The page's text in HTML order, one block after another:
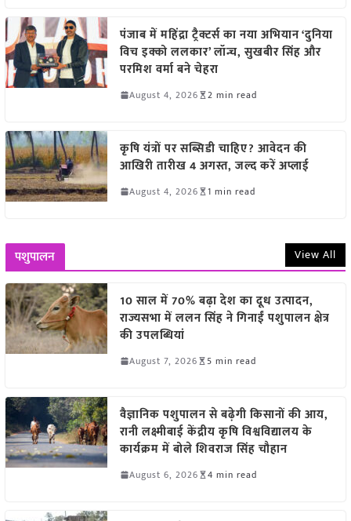
पंजाब में महिंद्रा ट्रैक्टर्स का नया अभियान ‘दुनिया
विच इक्को ललकार’ लॉन्च, सुखबीर सिंह और
परमिश वर्मा बने चेहरा
August 4, 2026 2 min read
कृषि यंत्रों पर सब्सिडी चाहिए? आवेदन की
आखिरी तारीख 4 अगस्त, जल्द करें अप्लाई
August 4, 2026 1 min read
पशुपालन View All
10 साल में 70% बढ़ा देश का दूध उत्पादन,
राज्यसभा में ललन सिंह ने गिनाईं पशुपालन क्षेत्र
की उपलब्धियां
August 7, 2026 5 min read
वैज्ञानिक पशुपालन से बढ़ेगी किसानों की आय,
रानी लक्ष्मीबाई केंद्रीय कृषि विश्वविद्यालय के
कार्यक्रम में बोले शिवराज सिंह चौहान
August 6, 2026 4 min read